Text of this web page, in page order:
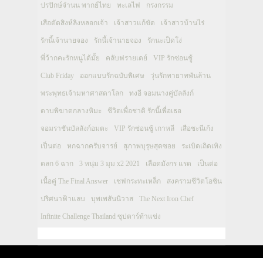
ปรปักษ์จำนน พากย์ไทย ทะเลไฟ กรงกรรม
เสือตัดสิงห์ลิงหลอกเจ้า เจ้าสาวแก้ขัด เจ้าสาวบ้านไร่
รักนี้เจ้านายจอง รักนี้เจ้านายจอง รักนะเป็ดโง่
พี่ว้ากคะรักหนูได้มั้ย คลับฟรายเดย์ VIP รักซ่อนชู้
Club Friday ออกแบบรักฉบับพิเศษ วุ่นรักทายาทพันล้าน
พระพุทธเจ้ามหาศาสดาโลก ทงอี จอมนางคู่บัลลังก์
ดาบพิฆาตกลางหิมะ ชีวิตเพื่อชาติ รักนี้เพื่อเธอ
จอมราชันบัลลังก์อมตะ VIP รักซ่อนชู้ เกาหลี เสือชะนีเก้ง
เป็นต่อ หกฉากครับจารย์ สุภาพบุรุษสุดซอย ระเบิดเถิดเทิง
ตลก 6 ฉาก 3 หนุ่ม 3 มุม x2 2021 เลือดมังกร แรด เป็นต่อ
เนื้อคู่ The Final Answer เชฟกระทะเหล็ก สงครามชีวิตโอชิน
ปริศนาฟ้าแลบ บุพเพสันนิวาส The Next Iron Chef
Infinite Challenge Thailand ซุปตาร์ท้าแข่ง